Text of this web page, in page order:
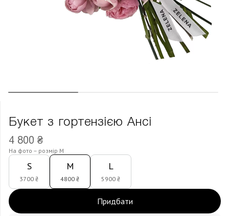
Букет з гортензією Ансі
4 800 ₴
На фото – розмір M
S
3700 ₴
M
4800 ₴
L
5900 ₴
Придбати